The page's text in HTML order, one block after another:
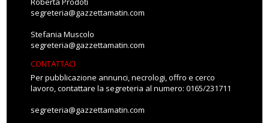
segreteria@gazzettamatin.com
Stefania Muscolo
segreteria@gazzettamatin.com
CONTATTACI
Per pubblicazione annunci, necrologi, offro e cerco
lavoro, contattare la segreteria al numero: 0165/231711
segreteria@gazzettamatin.com